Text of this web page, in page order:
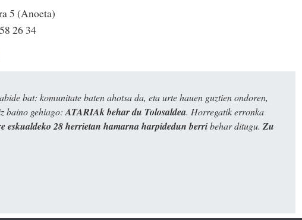
5 (Anoeta)
26 34
bat: komunitate baten ahotsa da, eta urte hauen guztien ondoren,
baino gehiago: ATARIAk behar du Tolosaldea. Horregatik erronka
eskualdeko 28 herrietan hamarna harpidedun berribehar ditugu. Zu